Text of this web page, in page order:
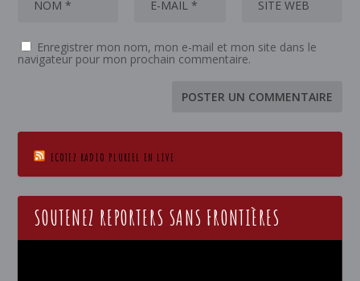
Enregistrer mon nom, mon e-mail et mon site dans le
navigateur pour mon prochain commentaire.
ECOTEZ RADIO PLURIEL EN LIVE
SOUTENEZ REPORTERS SANS FRONTIÈRES